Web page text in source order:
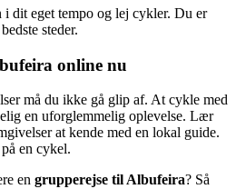
dit eget tempo og lej cykler. Du er
steder.
online nu
må du ikke gå glip af. At cykle med
en uforglemmelig oplevelse. Lær
at kende med en lokal guide.
en cykel.
en grupperejse til Albufeira? Så